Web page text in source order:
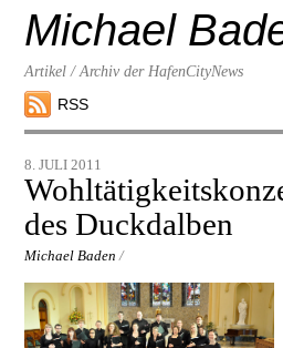
contentMichael
Artikel / Archiv der HafenCityNews
RSS
8. JULI 2011
des Duckdalben
Michael Baden /